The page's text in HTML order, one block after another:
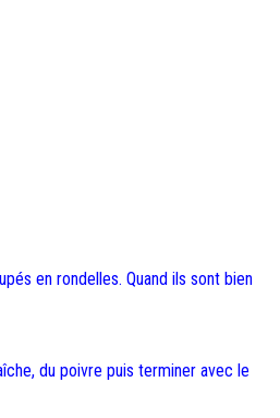
en rondelles. Quand ils sont bien
du poivre puis terminer avec le